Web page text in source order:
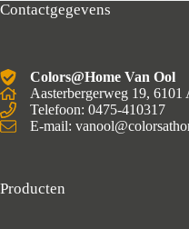
Contactgegevens
Colors@Home Van Ool
Aasterbergerweg 19, 6101
Telefoon: 0475-410317
E-mail:
Producten